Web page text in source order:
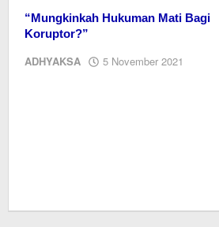
“Mungkinkah Hukuman Mati Bagi
Koruptor?”
ADHYAKSA 5 November 2021